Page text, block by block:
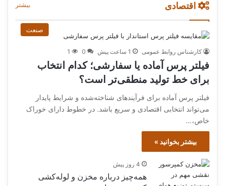
اقتصادی بیشتر
صنعت
کارشناس روابط عمومی 1 ساعت پیش 0
1
فیلتر پرس آماده یا سفارشی؛ کدام انتخاب
برای خط تولید منطقی‌تر است؟
فیلتر پرس آماده برای فرآیندهای شناخته‌شده و شرایط پایدار
می‌تواند انتخابی اقتصادی و سریع باشد. در خطوط دارای خوراک
خاص،…
بیشتر بخوانید »
4 روز پیش
همه‌چیز درباره مخزن و لوله‌کشی